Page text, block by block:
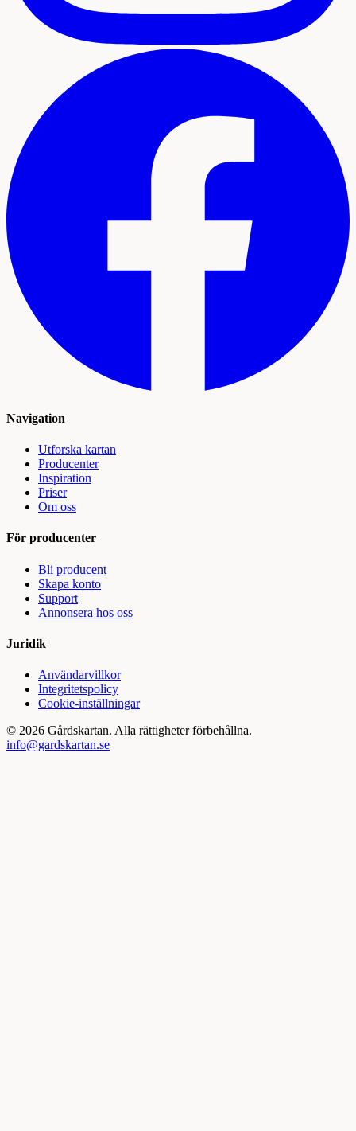
Navigation
Utforska kartan
Producenter
Inspiration
Priser
Om oss
För producenter
Bli producent
Skapa konto
Support
Annonsera hos oss
Juridik
Användarvillkor
Integritetspolicy
Cookie-inställningar
© 2026 Gårdskartan. Alla rättigheter förbehållna.
info@gardskartan.se